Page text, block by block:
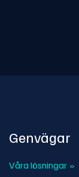
Genvägar
Våra lösningar »